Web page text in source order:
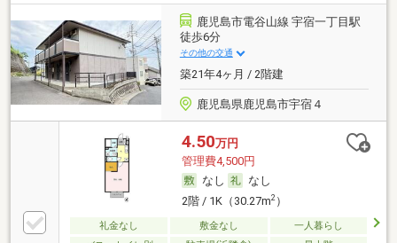
鹿児島市電谷山線 宇宿一丁目駅
徒歩6分
その他の交通
築21年4ヶ月 / 2階建
鹿児島県鹿児島市宇宿４
4.50万円
管理費4,500円
なし
なし
2階 / 1K（30.27m2）
礼金なし 敷金なし
一人暮らし